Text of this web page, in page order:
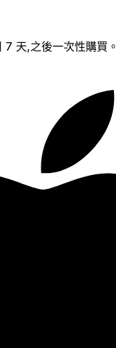
天,之後一次性購買。